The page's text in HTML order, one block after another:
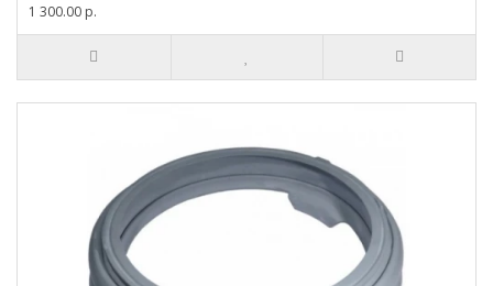
1 300.00 р.